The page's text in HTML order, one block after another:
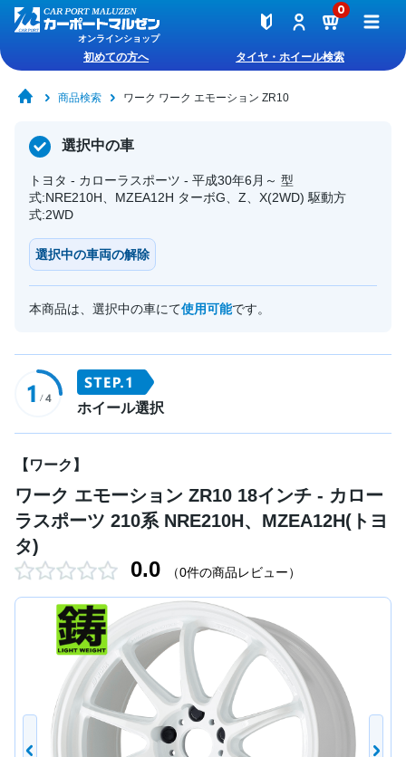
オンラインショップ
0
初めての方へ タイヤ・ホイール検索
商品検索 ワーク ワーク エモーション ZR10
選択中の車
トヨタ - カローラスポーツ - 平成30年6月～ 型
式:NRE210H、MZEA12H ターボG、Z、X(2WD) 駆動方
式:2WD
選択中の車両の解除
本商品は、選択中の車にて使用可能です。
ホイール選択
【ワーク】
ワーク エモーション ZR10 18インチ - カロー
ラスポーツ 210系 NRE210H、MZEA12H(トヨ
タ)
0.0 （0件の商品レビュー）